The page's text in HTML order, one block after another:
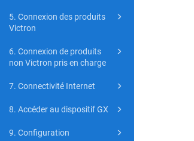
5. Connexion des produits
Victron
6. Connexion de produits
non Victron pris en charge
7. Connectivité Internet
8. Accéder au dispositif GX
9. Configuration